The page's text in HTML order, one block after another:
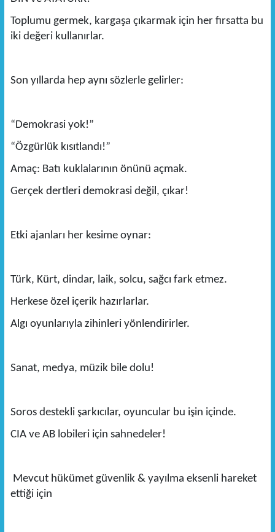
Toplumu germek, kargaşa çıkarmak için her fırsatta bu
iki değeri kullanırlar.
Son yıllarda hep aynı sözlerle gelirler:
“Demokrasi yok!”
“Özgürlük kısıtlandı!”
Amaç: Batı kuklalarının önünü açmak.
Gerçek dertleri demokrasi değil, çıkar!
Etki ajanları her kesime oynar:
Türk, Kürt, dindar, laik, solcu, sağcı fark etmez.
Herkese özel içerik hazırlarlar.
Algı oyunlarıyla zihinleri yönlendirirler.
Sanat, medya, müzik bile dolu!
Soros destekli şarkıcılar, oyuncular bu işin içinde.
CIA ve AB lobileri için sahnedeler!
Mevcut hükümet güvenlik & yayılma eksenli hareket
ettiği için